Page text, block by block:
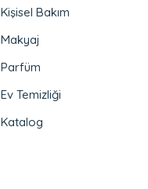
Kişisel Bakım
Makyaj
Parfüm
Ev Temizliği
Katalog